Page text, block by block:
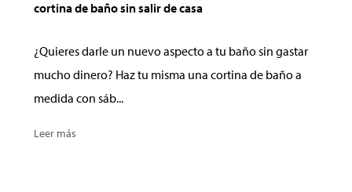
cortina de baño sin salir de casa
¿Quieres darle un nuevo aspecto a tu baño sin gastar
mucho dinero? Haz tu misma una cortina de baño a
medida con sáb...
Leer más